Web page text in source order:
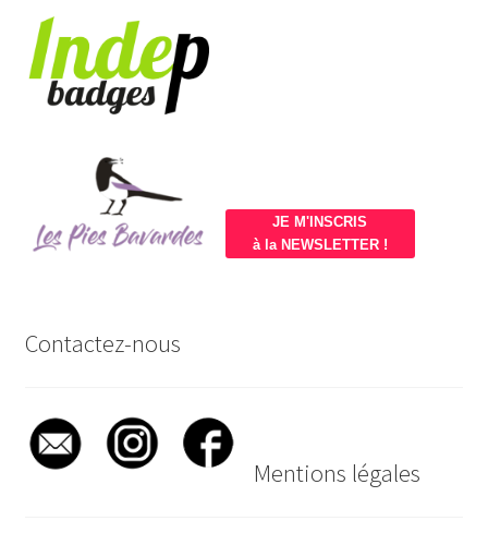
JE M'INSCRIS
à la NEWSLETTER !
Contactez-nous
Mentions légales